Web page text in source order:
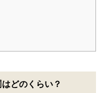
どのくらい？